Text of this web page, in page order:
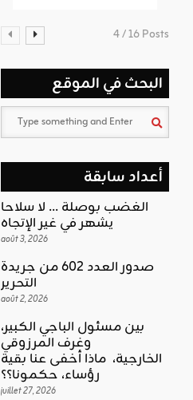
4 / 16 Posts
البحث في الموقع
أعداد سابقة
الغضب بوصلة … لا سلاحا
يشهر في غير الإتجاه
août 3, 2026
صدور العدد 602 من جريدة
التحرير
août 2, 2026
بين مسئول الباجي الكبير،
وغرف المرزوقي
الخارجية، ماذا أخفى عنا بقية
رؤساء، حكمونا؟؟
juillet 27, 2026
بين